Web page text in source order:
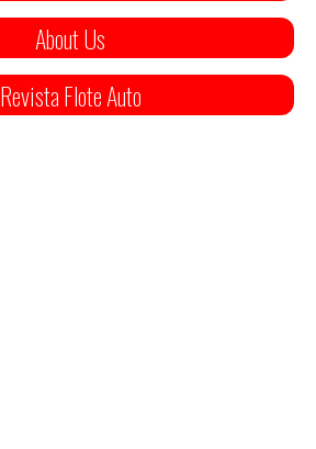
About Us
Revista Flote Auto